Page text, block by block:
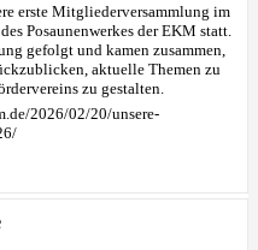
erste Mitgliederversammlung im
Posaunenwerkes der EKM statt.
gefolgt und kamen zusammen,
aktuelle Themen zu
zu gestalten.
2026/02/20/unsere-